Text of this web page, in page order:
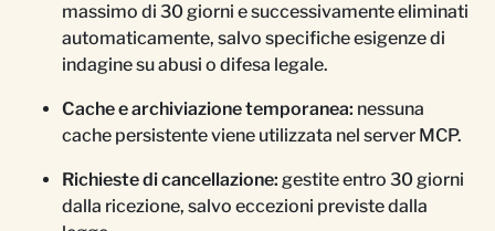
massimo di 30 giorni e successivamente eliminati
automaticamente, salvo specifiche esigenze di
indagine su abusi o difesa legale.
Cache e archiviazione temporanea: nessuna
cache persistente viene utilizzata nel server MCP.
Richieste di cancellazione: gestite entro 30 giorni
dalla ricezione, salvo eccezioni previste dalla